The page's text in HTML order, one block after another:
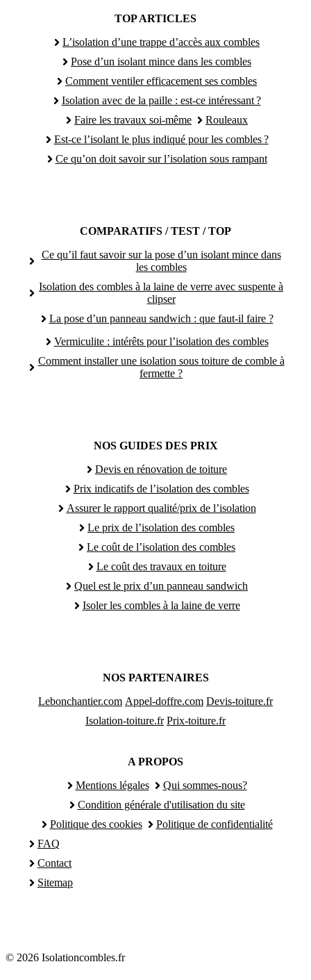
TOP ARTICLES
L’isolation d’une trappe d’accès aux combles
Pose d’un isolant mince dans les combles
Comment ventiler efficacement ses combles
Isolation avec de la paille : est-ce intéressant ?
Faire les travaux soi-même
Rouleaux
Est-ce l’isolant le plus indiqué pour les combles ?
Ce qu’on doit savoir sur l’isolation sous rampant
COMPARATIFS / TEST / TOP
Ce qu’il faut savoir sur la pose d’un isolant mince dans
les combles
Isolation des combles à la laine de verre avec suspente à
clipser
La pose d’un panneau sandwich : que faut-il faire ?
Vermiculite : intérêts pour l’isolation des combles
Comment installer une isolation sous toiture de comble à
fermette ?
NOS GUIDES DES PRIX
Devis en rénovation de toiture
Prix indicatifs de l’isolation des combles
Assurer le rapport qualité/prix de l’isolation
Le prix de l’isolation des combles
Le coût de l’isolation des combles
Le coût des travaux en toiture
Quel est le prix d’un panneau sandwich
Isoler les combles à la laine de verre
NOS PARTENAIRES
Lebonchantier.com Appel-doffre.com Devis-toiture.fr
Isolation-toiture.fr Prix-toiture.fr
A PROPOS
Mentions légales
Qui sommes-nous?
Condition générale d'utilisation du site
Politique des cookies
Politique de confidentialité
FAQ
Contact
Sitemap
© 2026 Isolationcombles.fr